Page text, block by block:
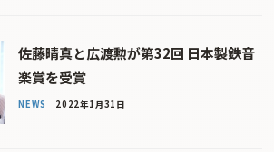
佐藤晴真と広渡勲が第32回 日本製鉄音
楽賞を受賞
NEWS 2022年1月31日